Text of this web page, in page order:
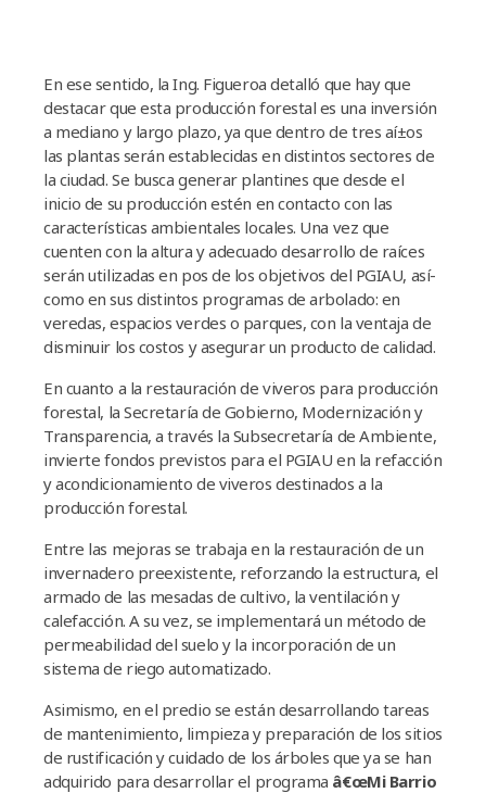
En ese sentido, la Ing. Figueroa detalló que hay que
destacar que esta producción forestal es una inversión
a mediano y largo plazo, ya que dentro de tres aí±os
las plantas serán establecidas en distintos sectores de
la ciudad. Se busca generar plantines que desde el
inicio de su producción estén en contacto con las
caracterí­sticas ambientales locales. Una vez que
cuenten con la altura y adecuado desarrollo de raí­ces
serán utilizadas en pos de los objetivos del PGIAU, así­
como en sus distintos programas de arbolado: en
veredas, espacios verdes o parques, con la ventaja de
disminuir los costos y asegurar un producto de calidad.
En cuanto a la restauración de viveros para producción
forestal, la Secretarí­a de Gobierno, Modernización y
Transparencia, a través la Subsecretarí­a de Ambiente,
invierte fondos previstos para el PGIAU en la refacción
y acondicionamiento de viveros destinados a la
producción forestal.
Entre las mejoras se trabaja en la restauración de un
invernadero preexistente, reforzando la estructura, el
armado de las mesadas de cultivo, la ventilación y
calefacción. A su vez, se implementará un método de
permeabilidad del suelo y la incorporación de un
sistema de riego automatizado.
Asimismo, en el predio se están desarrollando tareas
de mantenimiento, limpieza y preparación de los sitios
de rustificación y cuidado de los árboles que ya se han
adquirido para desarrollar el programa â€œMi Barrio